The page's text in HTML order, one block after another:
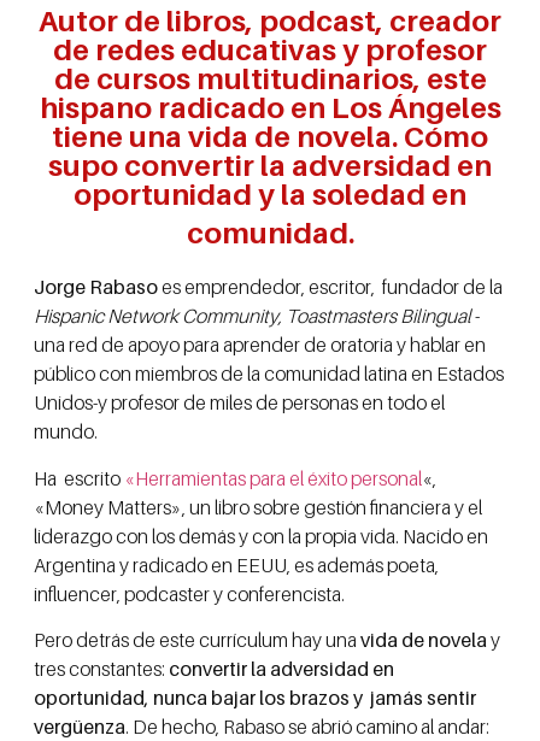
Autor de libros, podcast, creador
de redes educativas y profesor
de cursos multitudinarios, este
hispano radicado en Los Ángeles
tiene una vida de novela. Cómo
supo convertir la adversidad en
oportunidad y la soledad en
comunidad.
Jorge Rabasoes emprendedor, escritor, fundador de la
Hispanic Network Community, Toastmasters Bilingual-
una red de apoyo para aprender de oratoria y hablar en
público con miembros de la comunidad latina en Estados
Unidos-y profesor de miles de personas en todo el
mundo.
Ha escrito «Herramientas para el éxito personal«,
«Money Matters», un libro sobre gestión financiera y el
liderazgo con los demás y con la propia vida. Nacido en
Argentina y radicado en EEUU, es además poeta,
influencer, podcaster y conferencista.
Pero detrás de este currículum hay una vida de novela y
tres constantes: convertir la adversidad en
oportunidad, nunca bajar los brazos y jamás sentir
vergüenza. De hecho, Rabaso se abrió camino al andar: